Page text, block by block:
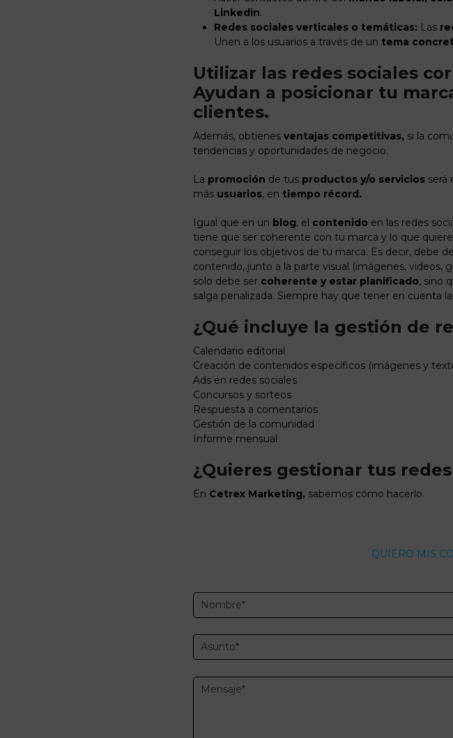
Linkedin.
Redes sociales verticales o temáticas: Las
Unen a los usuarios a través de un tema
Utilizar las redes sociales
Ayudan a posicionar tu
clientes.
Además, obtienes ventajas competitivas, si la
tendencias y oportunidades de negocio.
La promoción de tus productos y/o servicios será
más usuarios, en tiempo récord.
Igual que en un blog, el contenido en las redes
tiene que ser coherente con tu marca y lo que
conseguir los objetivos de tu marca. Es decir, debe
contenido, junto a la parte visual (imágenes, videos,
solo debe ser coherente y estar planificado, sino
salga penalizada. Siempre hay que tener en cuenta la
¿Qué incluye la gestión de
Calendario editorial
Creación de contenidos específicos (imágenes y
Ads en redes sociales
Concursos y sorteos
Respuesta a comentarios
Gestión de la comunidad
Informe mensual
¿Quieres gestionar tus
En Cetrex Marketing, sabemos cómo hacerlo.
QUIERO MIS